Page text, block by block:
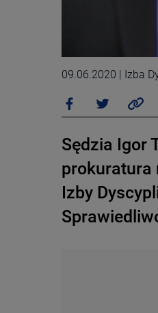
09.06.2020 | Izba
Sędzia Igor
prokuratura
Izby